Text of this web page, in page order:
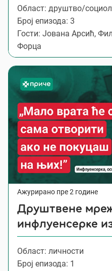
Област: друштво/
Број епизода: 3
Гости: Јована Арсић,
Форца
Ажурирано пре 2 године
Друштвене
инфлуенсерке
Област: личности
Број епизода: 1